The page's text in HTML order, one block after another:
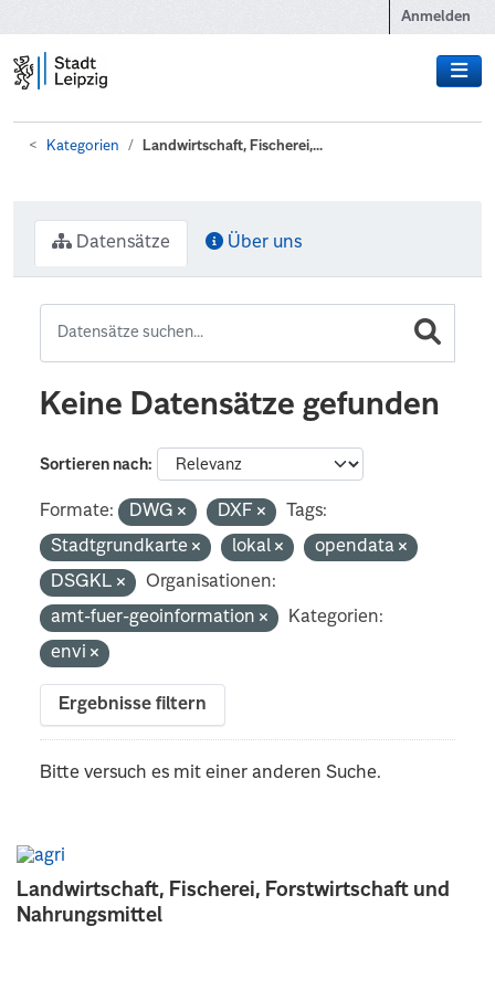
Anmelden
Kategorien Landwirtschaft, Fischerei,...
Landwirtschaft, Fischerei, Forstwirtschaft und
Nahrungsmittel
Datensätze Über uns
Keine Datensätze gefunden
Sortieren nach
Formate: DWG DXF
Tags:
Stadtgrundkarte
lokal
opendata
DSGKL
Organisationen:
amt-fuer-geoinformation
Kategorien:
envi
Ergebnisse filtern
Bitte versuch es mit einer anderen Suche.